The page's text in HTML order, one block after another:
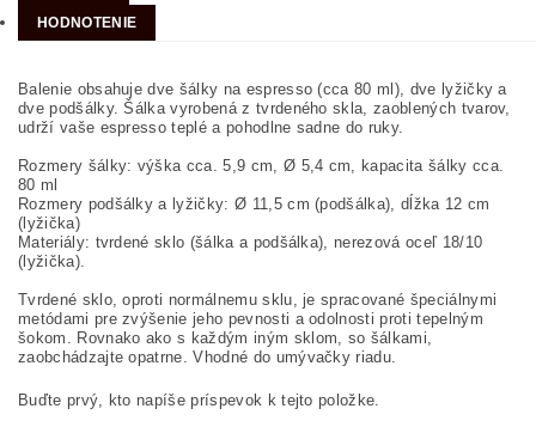
HODNOTENIE
Balenie obsahuje dve šálky na espresso (cca 80 ml), dve lyžičky a
dve podšálky. Šálka vyrobená z tvrdeného skla, zaoblených tvarov,
udrží vaše espresso teplé a pohodlne sadne do ruky.
Rozmery šálky: výška cca. 5,9 cm, Ø 5,4 cm, kapacita šálky cca.
80 ml
Rozmery podšálky a lyžičky: Ø 11,5 cm (podšálka), dĺžka 12 cm
(lyžička)
Materiály: tvrdené sklo (šálka a podšálka), nerezová oceľ 18/10
(lyžička).
Tvrdené sklo, oproti normálnemu sklu, je spracované špeciálnymi
metódami pre zvýšenie jeho pevnosti a odolnosti proti tepelným
šokom. Rovnako ako s každým iným sklom, so šálkami,
zaobchádzajte opatrne. Vhodné do umývačky riadu.
Buďte prvý, kto napíše príspevok k tejto položke.